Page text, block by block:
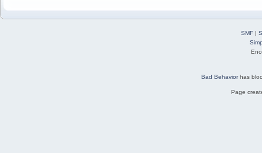
SMF|
Bad Behaviorhas
Page